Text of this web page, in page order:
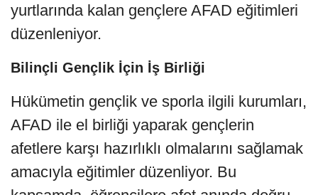
yurtlarında kalan gençlere AFAD eğitimleri
düzenleniyor.
Bilinçli Gençlik İçin İş Birliği
Hükümetin gençlik ve sporla ilgili kurumları,
AFAD ile el birliği yaparak gençlerin
afetlere karşı hazırlıklı olmalarını sağlamak
amacıyla eğitimler düzenliyor. Bu